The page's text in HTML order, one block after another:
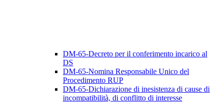
DM-65-Decreto per il conferimento incarico al
DS
DM-65-Nomina Responsabile Unico del
Procedimento RUP
DM-65-Dichiarazione di inesistenza di cause di
incompatibilità, di conflitto di interesse